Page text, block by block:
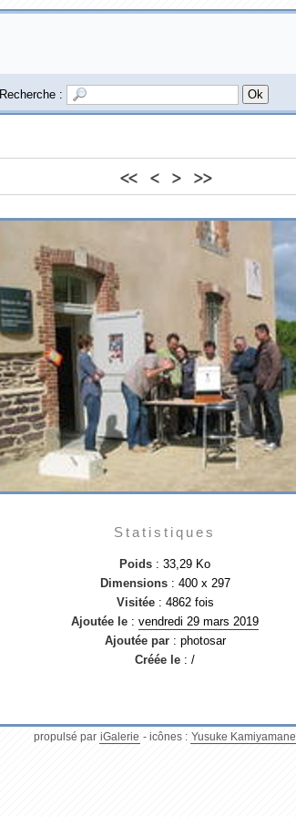
Recherche :
<< < > >>
Statistiques
Poids : 33,29 Ko
Dimensions: 400 x 297
Visitée: 4862 fois
Ajoutée le : vendredi 29 mars 2019
Ajoutée par: photosar
Créée le : /
propulsé par iGalerie - icônes : Yusuke Kamiyamane